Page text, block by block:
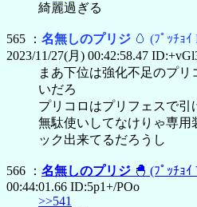
綺麗過ぎる
565 ： 名無しのプリジ 🥚 (ﾌﾟｯﾁｮｲ
2023/11/27(月) 00:42:58.47
まあ下位は強化不足のプ
いだろ
プリコロはプリフェスで引
無駄使いしてなけりゃ専用
ック出来てるだろうし
566 ： 名無しのプリジ 🐣 (ﾌﾟｯﾁｮｲ
00:44:01.66 ID:5p1+/POo
>>541